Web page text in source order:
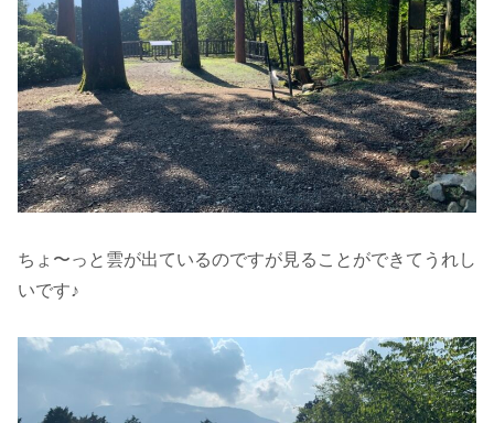
ちょ〜っと雲が出ているのですが見ることができてうれし
いです♪